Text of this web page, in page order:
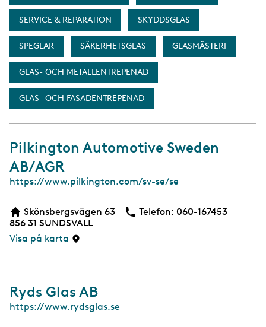
SERVICE & REPARATION SKYDDSGLAS
SPEGLAR SÄKERHETSGLAS GLASMÄSTERI
GLAS- OCH METALLENTREPENAD
GLAS- OCH FASADENTREPENAD
Pilkington Automotive Sweden
AB/AGR
W
b
s
i
https://www.pilkington.com/sv-se/se
Skönsbergsvägen 63
856 31 SUNDSVALL
Visa på karta
Telefon: Telefon
060-167453
Ryds Glas AB
W
https://www.rydsglas.se